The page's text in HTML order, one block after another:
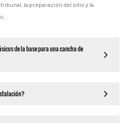
la preparación del sitio y la
de la base para una cancha de